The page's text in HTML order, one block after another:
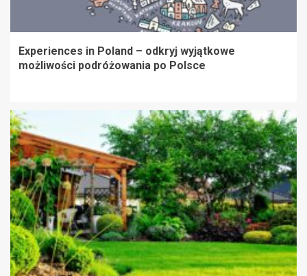
Experiences in Poland – odkryj wyjątkowe
możliwości podróżowania po Polsce